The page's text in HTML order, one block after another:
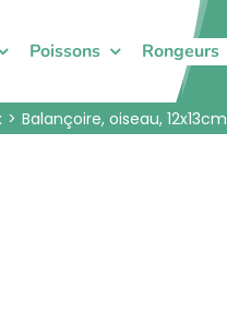
Poissons Rongeurs
Balançoire, oiseau, 12x13cm